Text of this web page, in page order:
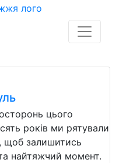
цього
років ми рятували
щоб залишитись
найтяжчий момент.